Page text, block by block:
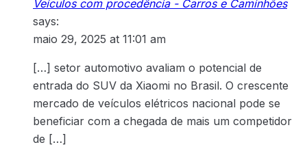
Veículos com procedência - Carros e Caminhões
says:
maio 29, 2025 at 11:01 am
[…] setor automotivo avaliam o potencial de
entrada do SUV da Xiaomi no Brasil. O crescente
mercado de veículos elétricos nacional pode se
beneficiar com a chegada de mais um competidor
de […]